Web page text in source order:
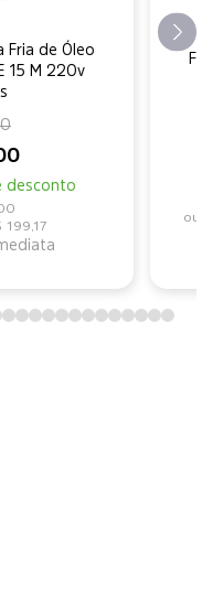
Fria de Óleo
15 M 220v
desconto
199,17